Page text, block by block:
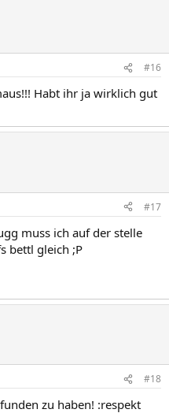
#16
Habt ihr ja wirklich gut
#17
muss ich auf der stelle
bettl gleich ;P
#18
zu haben! :respekt